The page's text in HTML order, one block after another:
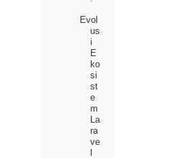
Evol
us
i
E
ko
si
st
e
m
La
ra
ve